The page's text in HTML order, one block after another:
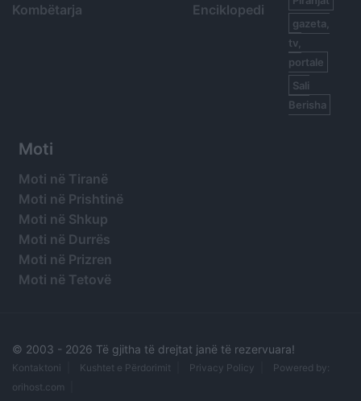
Kombëtarja
Enciklopedi
gazeta,
tv,
portale
Sali
Berisha
Moti
Moti në Tiranë
Moti në Prishtinë
Moti në Shkup
Moti në Durrës
Moti në Prizren
Moti në Tetovë
© 2003 - 2026 Të gjitha të drejtat janë të rezervuara!
Kontaktoni Kushtet e Përdorimit Privacy Policy
Powered by:
orihost.com